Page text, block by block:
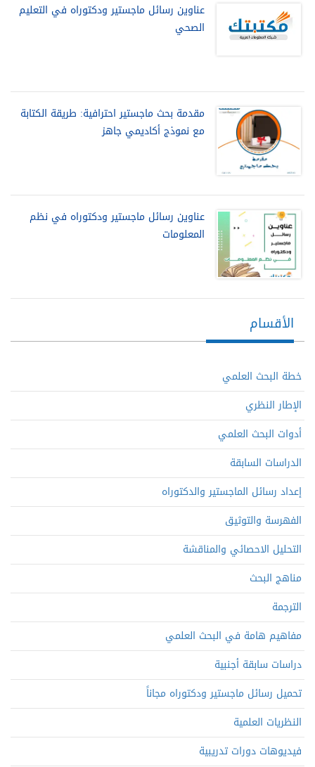
عناوين رسائل ماجستير ودكتوراه في التعليم
الصحي
مقدمة بحث ماجستير احترافية: طريقة الكتابة
مع نموذج أكاديمي جاهز
عناوين رسائل ماجستير ودكتوراه في نظم
المعلومات
الأقسام
خطة البحث العلمي
الإطار النظري
أدوات البحث العلمي
الدراسات السابقة
إعداد رسائل الماجستير والدكتوراه
الفهرسة والتوثيق
التحليل الاحصائي والمناقشة
مناهج البحث
الترجمة
مفاهيم هامة في البحث العلمي
دراسات سابقة أجنبية
تحميل رسائل ماجستير ودكتوراه مجاناً
النظريات العلمية
فيديوهات دورات تدريبية